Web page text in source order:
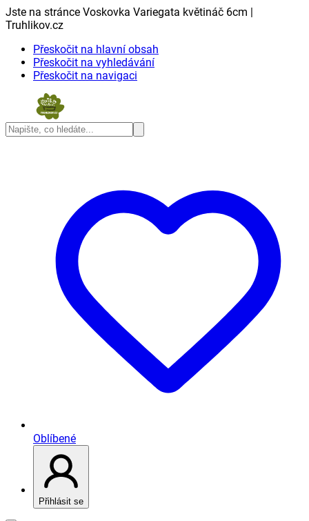
Jste na stránce Voskovka Variegata květináč 6cm |
Truhlikov.cz
Přeskočit na hlavní obsah
Přeskočit na vyhledávání
Přeskočit na navigaci
Oblíbené
Přihlásit se